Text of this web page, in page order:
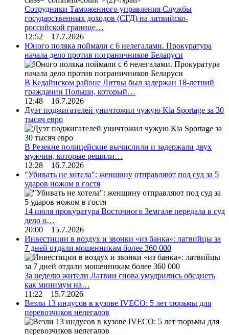
Сотрудники Таможенного управления Службы
государственных доходов (СГД) на латвийско-
российской границе…
12:52 17.7.2026
Юного поляка поймали с 6 нелегалами. Прокуратура
начала дело против пограничников Беларуси
В Кедайнском районе Литвы был задержан 18-летний
гражданин Польши, который…
12:48 16.7.2026
Дуэт поджигателей уничтожил чужую Kia Sportage за 30
тысяч евро
В Резекне полицейские вычислили и задержали двух
мужчин, которые решили…
12:28 16.7.2026
"Убивать не хотела": женщину отправляют под суд за 5
ударов ножом в гостя
14 июля прокуратура Восточного Земгале передала в суд
дело о…
20:00 15.7.2026
Инвестиции в воздух и звонки «из банка»: латвийцы за
7 дней отдали мошенникам более 360 000
За неделю жители Латвии снова умудрились обеднеть
как минимум на…
11:22 15.7.2026
Везли 13 индусов в кузове IVECO: 5 лет тюрьмы для
перевозчиков нелегалов